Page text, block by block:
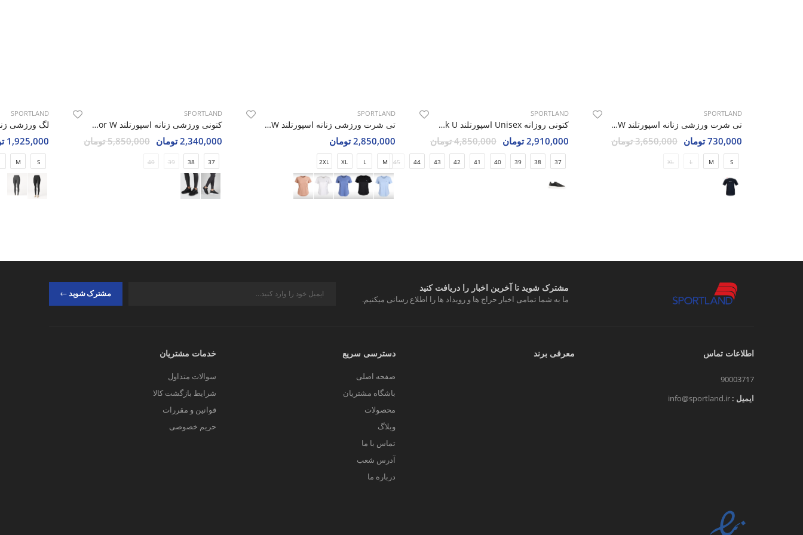
SPORTLAND
تی شرت ورزشی زنانه اسپورتلند Athleto W
730,000 تومان 3,650,000 تومان
S
M
L
XL
SPORTLAND
کتونی روزانه Unisex اسپورتلند Lite Walk U
2,910,000 تومان 4,850,000 تومان
37
38
39
40
41
42
43
44
45
SPORTLAND
تی شرت ورزشی زنانه اسپورتلند SHIFT Mode W
2,850,000 تومان
M
L
XL
2XL
SPORTLAND
کتونی ورزشی زنانه اسپورتلند Raptor W
2,340,000 تومان 5,850,000 تومان
37
38
39
40
SPORTLAND
1,925,000 تومان
S
M
مشترک شوید تا آخرین اخبار را دریافت کنید
ما به شما تمامی اخبار حراج ها و رویداد ها را اطلاع رسانی میکنیم.
مشترک شوید
اطلاعات تماس
90003717
ایمیل : info@sportland.ir
معرفی برند دسترسی سریع
صفحه اصلی
باشگاه مشتریان
محصولات
وبلاگ
تماس با ما
آدرس شعب
درباره ما
خدمات مشتریان
سوالات متداول
شرایط بازگشت کالا
قوانین و مقررات
حریم خصوصی